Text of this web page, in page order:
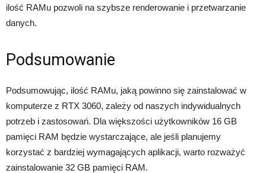
ilość RAMu pozwoli na szybsze renderowanie i przetwarzanie
danych.
Podsumowanie
Podsumowując, ilość RAMu, jaką powinno się zainstalować w
komputerze z RTX 3060, zależy od naszych indywidualnych
potrzeb i zastosowań. Dla większości użytkowników 16 GB
pamięci RAM będzie wystarczające, ale jeśli planujemy
korzystać z bardziej wymagających aplikacji, warto rozważyć
zainstalowanie 32 GB pamięci RAM.